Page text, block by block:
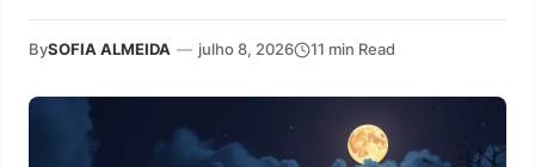
BySOFIA ALMEIDA — julho 8, 2026 11 min Read